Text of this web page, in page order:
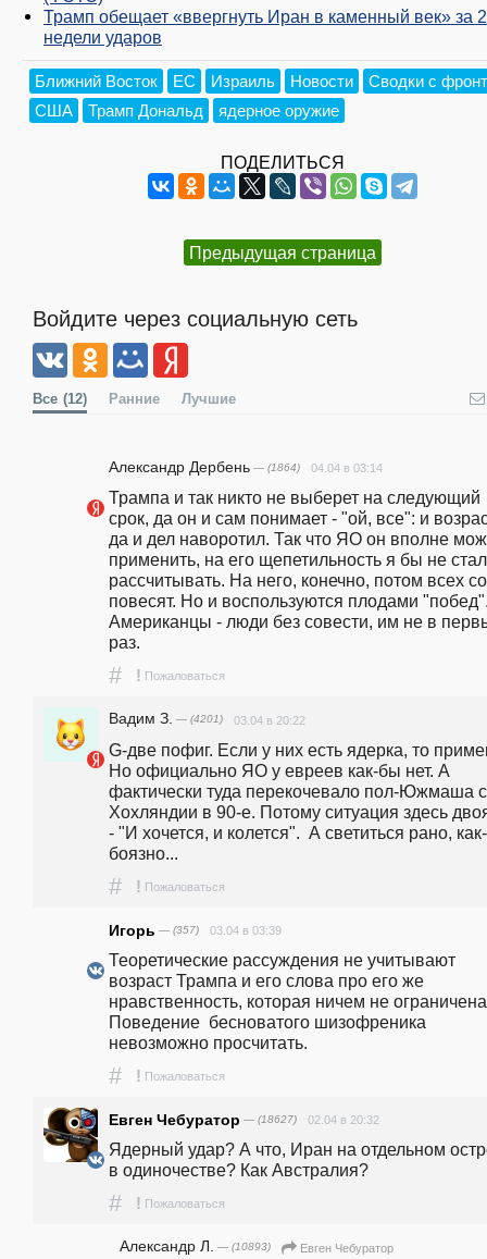
Трамп обещает «ввергнуть Иран в каменный век» за
недели ударов
Ближний Восток ЕС Израиль Новости
Сводки с
США
Трамп Дональд ядерное оружие
ПОДЕЛИТЬСЯ
Предыдущая страница
Войдите через социальную сеть
Все (12) Ранние Лучшие
Александр Дербень — (1864) 04.04 в 03:14
Трампа и так никто не выберет на следующий
срок, да он и сам понимает - "ой, все": и
да и дел наворотил. Так что ЯО он вполне
применить, на его щепетильность я бы не стал
рассчитывать. На него, конечно, потом всех
повесят. Но и воспользуются плодами
Американцы - люди без совести, им не в
раз.
# ! Пожаловаться
Вадим З. — (4201) 03.04 в 20:22
G-две пофиг. Если у них есть ядерка, то
Но официально ЯО у евреев как-бы нет. А
фактически туда перекочевало пол-Южмаша с
Хохляндии в 90-е. Потому ситуация здесь
- "И хочется, и колется".  А светиться рано,
боязно...
# ! Пожаловаться
Игорь — (357) 03.04 в 03:39
Теоретические рассуждения не учитывают
возраст Трампа и его слова про его же
нравственность, которая ничем не
Поведение  бесноватого шизофреника
невозможно просчитать.
# ! Пожаловаться
Евген Чебуратор — (18627) 02.04 в 20:32
Ядерный удар? А что, Иран на отдельном
в одиночестве? Как Австралия?
# ! Пожаловаться
Александр Л. — (10893)
Евген Чебуратор